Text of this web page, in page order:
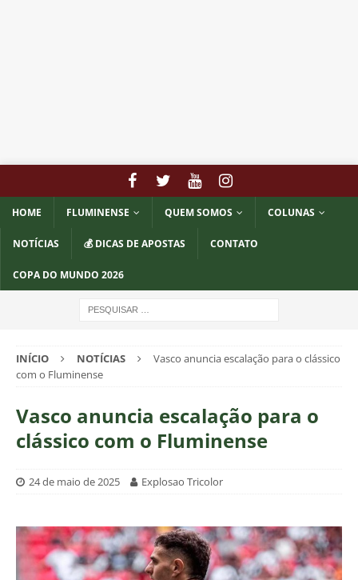
HOME FLUMINENSE QUEM SOMOS COLUNAS
NOTÍCIAS 💰 DICAS DE APOSTAS CONTATO
COPA DO MUNDO 2026
INÍCIO NOTÍCIAS
Vasco anuncia escalação para o clássico
com o Fluminense
Vasco anuncia escalação para o
clássico com o Fluminense
24 de maio de 2025 Explosao Tricolor